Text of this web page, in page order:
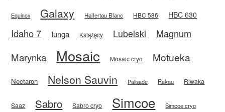
Equinox Galaxy Hallertau Blanc HBC 586 HBC 630
Idaho 7 Iunga Książęcy Lubelski
Magnum
Marynka
Mosaic Mosaic cryo Motueka
Nectaron Nelson Sauvin Palisade Rakau Riwaka
Saaz Sabro Sabro cryo Simcoe Simcoe cryo